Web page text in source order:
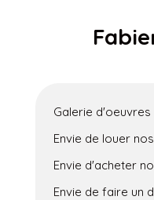
Galerie d'oeuvres
Envie de louer
Envie d'acheter
Envie de faire un